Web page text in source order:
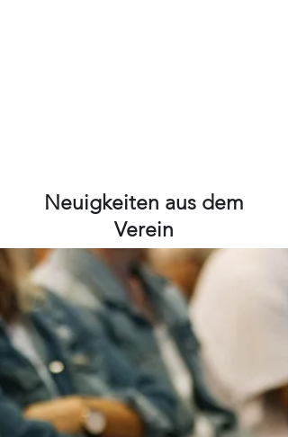
Neuigkeiten aus dem
Verein